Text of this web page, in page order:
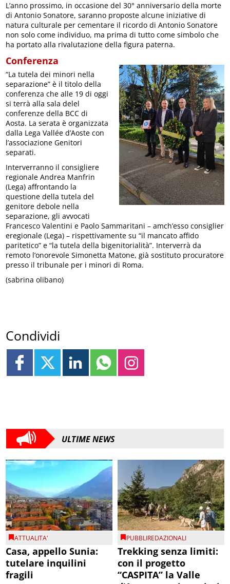
L’anno prossimo, in occasione del 30° anniversario della morte
di Antonio Sonatore, saranno proposte alcune iniziative di
natura culturale per cementare il ricordo di Antonio Sonatore
non solo come individuo, ma prima di tutto come simbolo che
ha portato alla rivalutazione della figura paterna.
Conferenza
“La tutela dei minori nella
separazione” è il titolo della
conferenza che alle 19 di oggi
si terrà alla sala delel
conferenze della BCC di
Aosta. La serata è organizzata
dalla Lega Vallée d’Aoste con
l’associazione Genitori
separati.
Interverranno il consigliere
regionale Andrea Manfrin
(Lega) affrontando la
questione della tutela del
genitore debole nella
separazione, gli avvocati
Francesco Valentini e Paolo Sammaritani – amch’esso consiglier
eregionale (Lega) – rispettivamente su “il mancato affido
paritetico” e “la tutela della bigenitorialità”. Interverrà da
remoto l’onorevole Simonetta Matone, già sostituto procuratore
presso il tribunale per i minori di Roma.
(sabrina olibano)
Condividi
ULTIME NEWS
ATTUALITA'
Casa, appello Sunia:
tutelare inquilini
fragili
PUBBLIREDAZIONALI
Trekking senza limiti:
con il progetto
“CASPITA” la Valle